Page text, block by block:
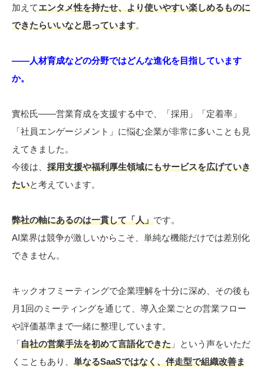
加えてエンタメ性を持たせ、より使いやすい楽しめるものに
できたらいいなと思っています。
――人材育成などの分野ではどんな進化を目指しています
か。
實松氏――営業育成を支援する中で、「採用」「定着率」
「社員エンゲージメント」に悩む企業が非常に多いことも見
えてきました。
今後は、 採用支援や福利厚生領域にもサービスを広げていき
たいと考えています。
弊社の軸にあるのは一貫して「人」です。
AI業界は競争が激しいからこそ、単純な機能だけでは差別化
できません。
キックオフミーティングで企業理解を十分に深め、その後も
月1回のミーティングを通じて、導入企業ごとの営業フロー
や評価基準まで一緒に整理しています。
「自社の営業手法を初めて言語化できた 」という声をいただ
くこともあり、 単なるSaaSではなく、伴走型で組織改善ま